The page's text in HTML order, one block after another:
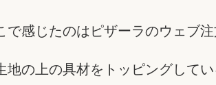
感じたのはピザーラのウェブ注
の上の具材をトッピングして